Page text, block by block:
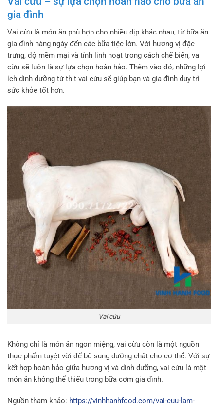
gia đình
Vai cừu là món ăn phù hợp cho nhiều dịp khác nhau, từ bữa ăn
gia đình hàng ngày đến các bữa tiệc lớn. Với hương vị đặc
trưng, độ mềm mại và tính linh hoạt trong cách chế biến, vai
cừu sẽ luôn là sự lựa chọn hoàn hảo. Thêm vào đó, những lợi
ích dinh dưỡng từ thịt vai cừu sẽ giúp bạn và gia đình duy trì
sức khỏe tốt hơn.
Vai cừu
Không chỉ là món ăn ngon miệng, vai cừu còn là một nguồn
thực phẩm tuyệt vời để bổ sung dưỡng chất cho cơ thể. Với sự
kết hợp hoàn hảo giữa hương vị và dinh dưỡng, vai cừu là một
món ăn không thể thiếu trong bữa cơm gia đình.
Nguồn tham khảo: https://vinhhanhfood.com/vai-cuu-lam-